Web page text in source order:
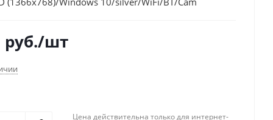
руб./шт
Цена действительна только для интернет-